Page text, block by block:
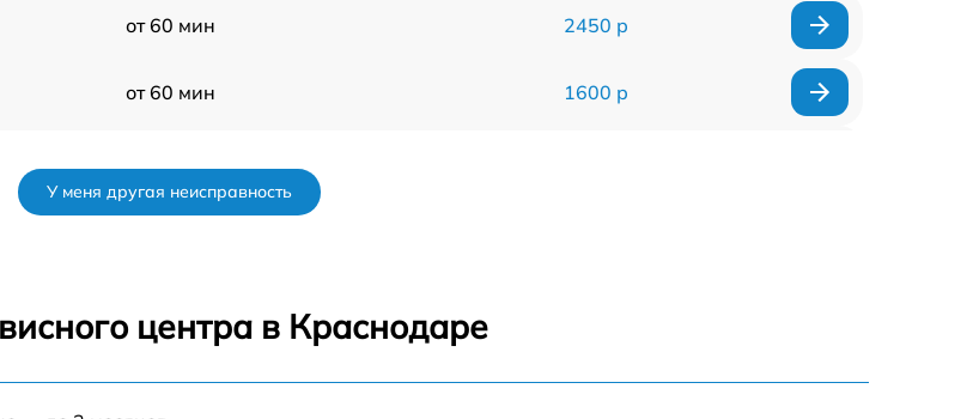
от 60 мин 2450 р
от 60 мин 1600 р
У меня другая неисправность
центра в Краснодаре